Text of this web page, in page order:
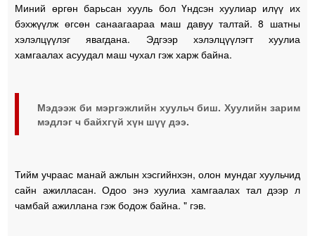
Миний өргөн барьсан хууль бол Үндсэн хуулиар илүү их
бэхжүүлж өгсөн санаагаараа маш давуу талтай. 8 шатны
хэлэлцүүлэг явагдана. Эдгээр хэлэлцүүлэгт хуулиа
хамгаалах асуудал маш чухал гэж харж байна.
Мэдээж би мэргэжлийн хуульч биш. Хуулийн зарим
мэдлэг ч байхгүй хүн шүү дээ.
Тийм учраас манай ажлын хэсгийнхэн, олон мундаг хуульчид
сайн ажилласан. Одоо энэ хуулиа хамгаалах тал дээр л
чамбай ажиллана гэж бодож байна. " гэв.